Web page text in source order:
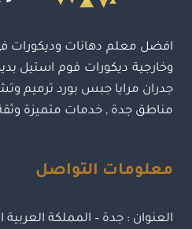
افضل معلم دهانات وديكورات
وخارجية ديكورات فوم استيل
جدران مرايا جبس بورد ترميم
مناطق جدة , خدمات متميزة
معلومات التواصل
العنوان : جدة – المملكة